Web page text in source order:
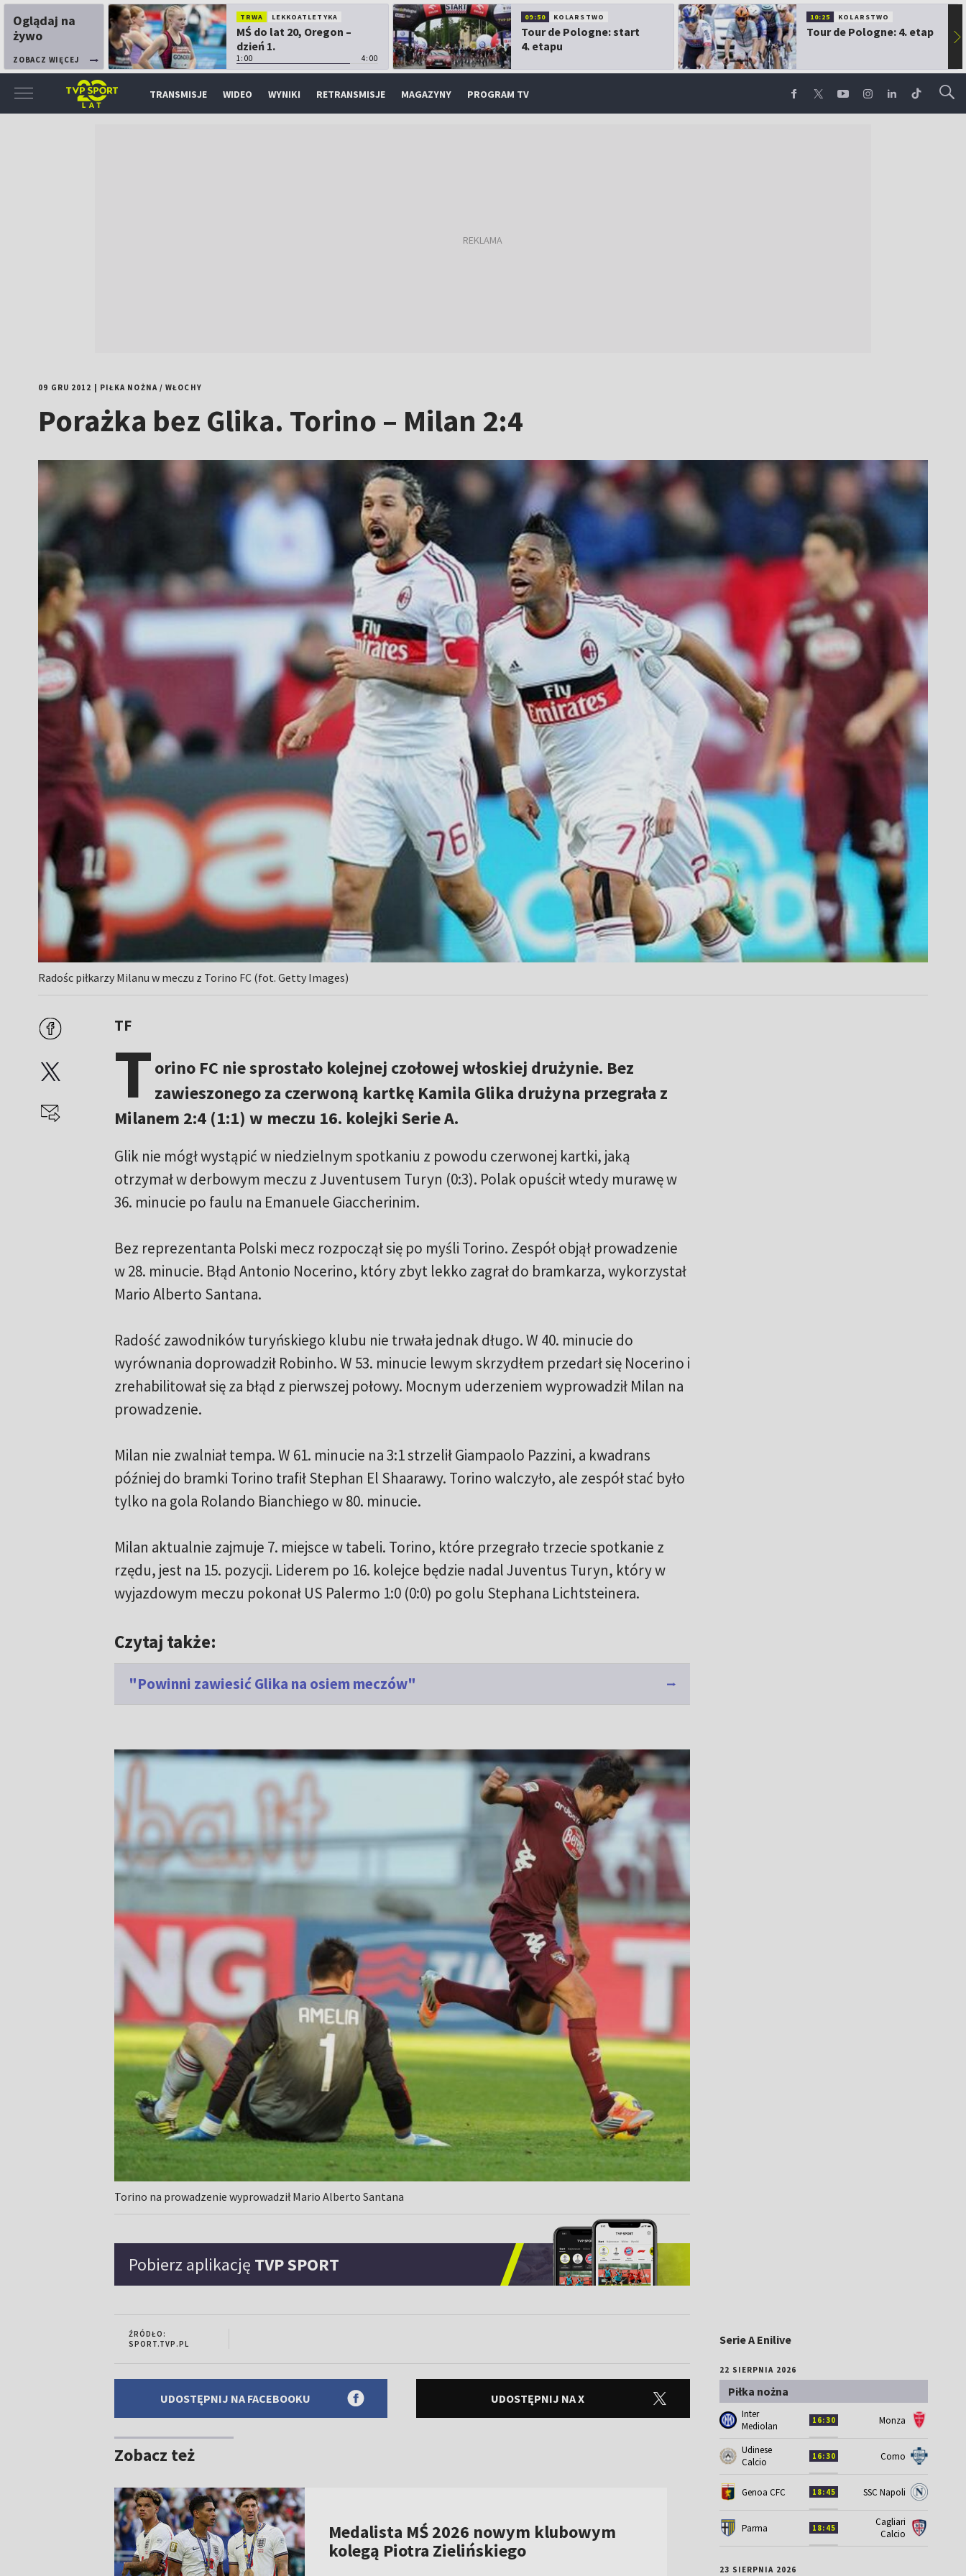
Oglądaj na
żywo
ZOBACZ WIĘCEJ
TRWA LEKKOATLETYKA
MŚ do lat 20, Oregon –
dzień 1.
1:00 4:00
09:50 KOLARSTWO
Tour de Pologne: start
4. etapu
10:25 KOLARSTWO
Tour de Pologne: 4. etap ▶
TRANSMISJE WIDEO WYNIKI RETRANSMISJE MAGAZYNY PROGRAM TV
09 GRU 2012 PIŁKA NOŻNA/WŁOCHY
Porażka bez Glika. Torino – Milan 2:4
Radośc piłkarzy Milanu w meczu z Torino FC (fot. Getty Images)
TF
Torino FC nie sprostało kolejnej czołowej włoskiej drużynie. Bez
zawieszonego za czerwoną kartkę Kamila Glika drużyna przegrała z
Milanem 2:4 (1:1) w meczu 16. kolejki Serie A.
Glik nie mógł wystąpić w niedzielnym spotkaniu z powodu czerwonej kartki, jaką
otrzymał w derbowym meczu z Juventusem Turyn (0:3). Polak opuścił wtedy murawę w
36. minucie po faulu na Emanuele Giaccherinim.
Bez reprezentanta Polski mecz rozpoczął się po myśli Torino. Zespół objął prowadzenie
w 28. minucie. Błąd Antonio Nocerino, który zbyt lekko zagrał do bramkarza, wykorzystał
Mario Alberto Santana.
Radość zawodników turyńskiego klubu nie trwała jednak długo. W 40. minucie do
wyrównania doprowadził Robinho. W 53. minucie lewym skrzydłem przedarł się Nocerino i
zrehabilitował się za błąd z pierwszej połowy. Mocnym uderzeniem wyprowadził Milan na
prowadzenie.
Milan nie zwalniał tempa. W 61. minucie na 3:1 strzelił Giampaolo Pazzini, a kwadrans
później do bramki Torino trafił Stephan El Shaarawy. Torino walczyło, ale zespół stać było
tylko na gola Rolando Bianchiego w 80. minucie.
Milan aktualnie zajmuje 7. miejsce w tabeli. Torino, które przegrało trzecie spotkanie z
rzędu, jest na 15. pozycji. Liderem po 16. kolejce będzie nadal Juventus Turyn, który w
wyjazdowym meczu pokonał US Palermo 1:0 (0:0) po golu Stephana Lichtsteinera.
Czytaj także:
"Powinni zawiesić Glika na osiem meczów"
Torino na prowadzenie wyprowadził Mario Alberto Santana
Pobierz aplikację TVP SPORT
ŹRÓDŁO:
SPORT.TVP.PL
UDOSTĘPNIJ NA FACEBOOKU UDOSTĘPNIJ NA X
Zobacz też
Medalista MŚ 2026 nowym klubowym
kolegą Piotra Zielińskiego
Serie A Enilive
22 SIERPNIA 2026
Piłka nożna
Inter
Mediolan
16:30 Monza
Udinese
Calcio
16:30 Como
Genoa CFC 18:45 SSC Napoli
Parma 18:45
Cagliari
Calcio
23 SIERPNIA 2026